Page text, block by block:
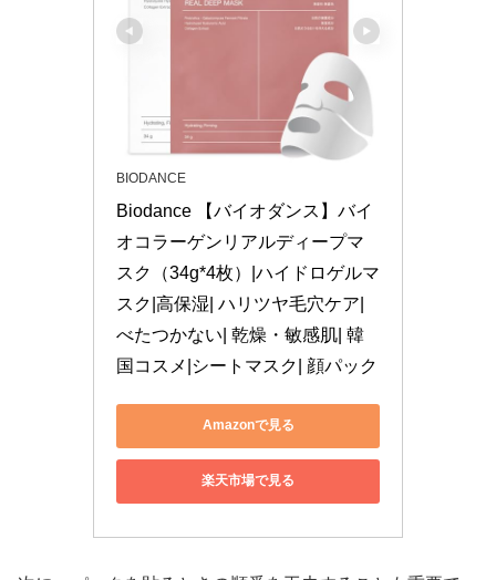
BIODANCE
Biodance 【バイオダンス】バイ
オコラーゲンリアルディープマ
スク（34g*4枚）|ハイドロゲルマ
スク|高保湿| ハリツヤ毛穴ケア|
べたつかない| 乾燥・敏感肌| 韓
国コスメ|シートマスク| 顔パック
Amazonで見る
楽天市場で見る